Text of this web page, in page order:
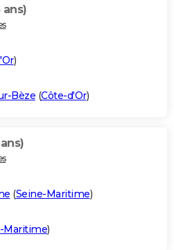
ans)
)
Bèze (Côte-d'Or)
(Seine-Maritime)
Maritime)